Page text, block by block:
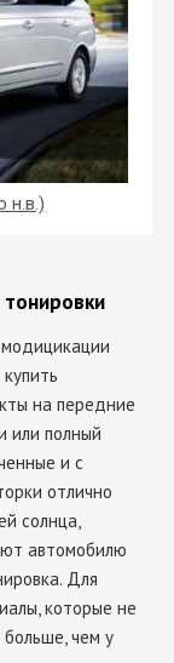
н.в.)
на передние
или полный
и с
отлично
солнца,
автомобилю
Для
которые не
чем у